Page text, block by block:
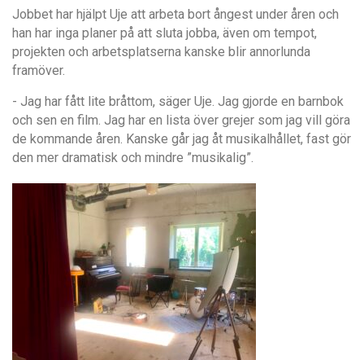
Jobbet har hjälpt Uje att arbeta bort ångest under åren och
han har inga planer på att sluta jobba, även om tempot,
projekten och arbetsplatserna kanske blir annorlunda
framöver.
- Jag har fått lite bråttom, säger Uje. Jag gjorde en barnbok
och sen en film. Jag har en lista över grejer som jag vill göra
de kommande åren. Kanske går jag åt musikalhållet, fast gör
den mer dramatisk och mindre ”musikalig”.